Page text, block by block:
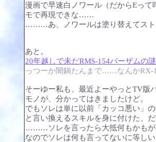
漫画で早速白ノワール（だからEっ
モで再現できな……
………あ、ノワールは塗り替えてスト
あと。
20年越しで未だRMS-154バーザムの
っつーか闇鍋たんまで……なんか
そーゆー私も、最近よーやっとTV版
モノが、分かってはきましたけど。
でもソレは単に以前「カッコ悪い」
と言い換えるスキルを身に付けた、
………ソレを言ったら大抵何もかもが
なのでソレは何も言ってないに等し